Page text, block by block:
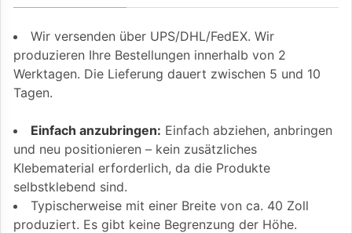
Wir versenden über UPS/DHL/FedEX. Wir
produzieren Ihre Bestellungen innerhalb von 2
Werktagen. Die Lieferung dauert zwischen 5 und 10
Tagen.
Einfach anzubringen: Einfach abziehen, anbringen
und neu positionieren – kein zusätzliches
Klebematerial erforderlich, da die Produkte
selbstklebend sind.
Typischerweise mit einer Breite von ca. 40 Zoll
produziert. Es gibt keine Begrenzung der Höhe.